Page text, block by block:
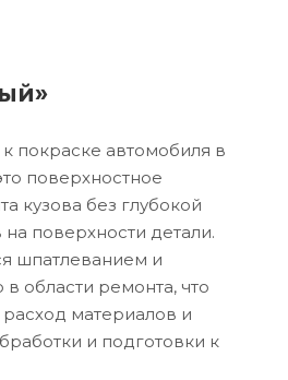
покраске автомобиля в
поверхностное
кузова без глубокой
поверхности детали.
шпатлеванием и
в области ремонта, что
расход материалов и
и подготовки к